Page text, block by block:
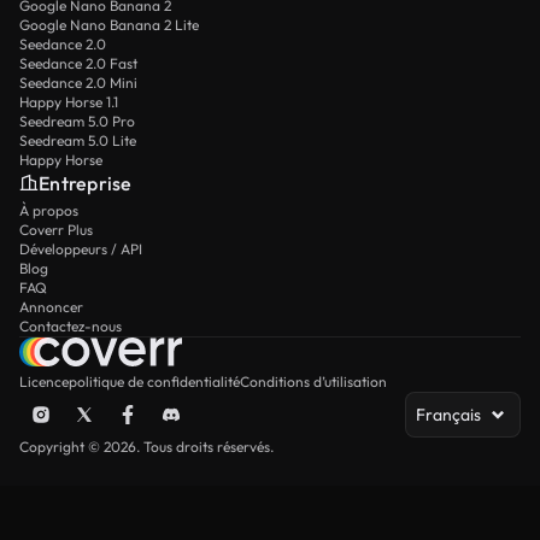
Google Nano Banana 2
Google Nano Banana 2 Lite
Seedance 2.0
Seedance 2.0 Fast
Seedance 2.0 Mini
Happy Horse 1.1
Seedream 5.0 Pro
Seedream 5.0 Lite
Happy Horse
Entreprise
À propos
Coverr Plus
Développeurs / API
Blog
FAQ
Annoncer
Contactez-nous
Licencepolitique de confidentialitéConditions d’utilisation
Français
Copyright © 2026. Tous droits réservés.